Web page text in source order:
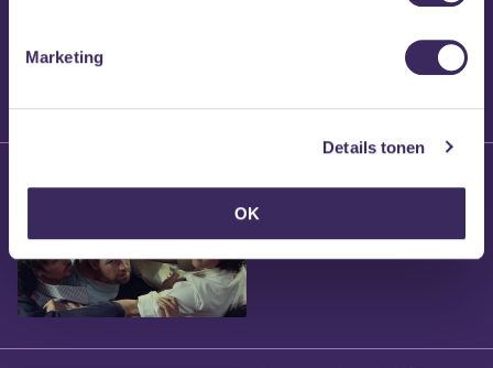
Marketing
Details tonen
OK
Brennt Vanneste
Willem’s Blog: Ão